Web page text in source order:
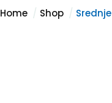
Home Shop